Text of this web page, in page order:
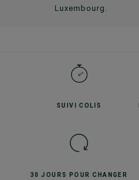
Luxembourg.
SUIVICOLIS
30 JOURS POURCHANGER